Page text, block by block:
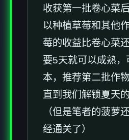
收获第一批卷心菜
以种植草莓和其他
莓的收益比卷心菜
要5天就可以成熟，
本，推荐第二批作
直到我们解锁夏天
（但是笔者的菠萝
经通关了）